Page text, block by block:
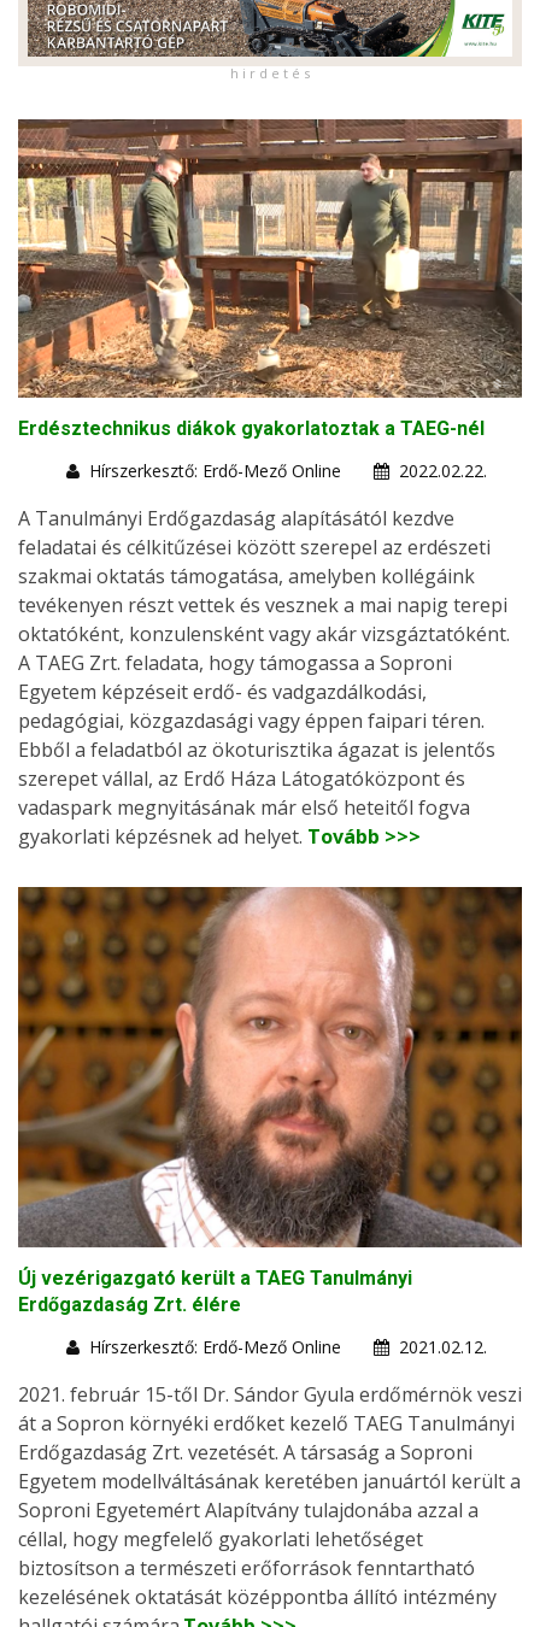
h i r d e t é s
Erdésztechnikus diákok gyakorlatoztak a TAEG-nél
Hírszerkesztő: Erdő-Mező Online
2022.02.22.
A Tanulmányi Erdőgazdaság alapításától kezdve
feladatai és célkitűzései között szerepel az erdészeti
szakmai oktatás támogatása, amelyben kollégáink
tevékenyen részt vettek és vesznek a mai napig terepi
oktatóként, konzulensként vagy akár vizsgáztatóként.
A TAEG Zrt. feladata, hogy támogassa a Soproni
Egyetem képzéseit erdő- és vadgazdálkodási,
pedagógiai, közgazdasági vagy éppen faipari téren.
Ebből a feladatból az ökoturisztika ágazat is jelentős
szerepet vállal, az Erdő Háza Látogatóközpont és
vadaspark megnyitásának már első heteitől fogva
gyakorlati képzésnek ad helyet. Tovább >>>
Új vezérigazgató került a TAEG Tanulmányi
Erdőgazdaság Zrt. élére
Hírszerkesztő: Erdő-Mező Online
2021.02.12.
2021. február 15-től Dr. Sándor Gyula erdőmérnök veszi
át a Sopron környéki erdőket kezelő TAEG Tanulmányi
Erdőgazdaság Zrt. vezetését. A társaság a Soproni
Egyetem modellváltásának keretében januártól került a
Soproni Egyetemért Alapítvány tulajdonába azzal a
céllal, hogy megfelelő gyakorlati lehetőséget
biztosítson a természeti erőforrások fenntartható
kezelésének oktatását középpontba állító intézmény